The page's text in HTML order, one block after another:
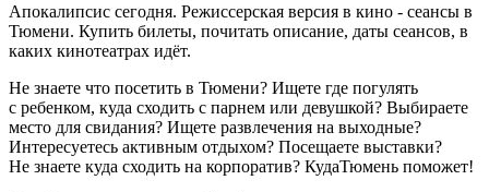
Апокалипсис сегодня. Режиссерская версия в кино - сеансы в
Тюмени. Купить билеты, почитать описание, даты сеансов, в
каких кинотеатрах идёт.
Не знаете что посетить в Тюмени? Ищете где погулять
с ребенком, куда сходить с парнем или девушкой? Выбираете
место для свидания? Ищете развлечения на выходные?
Интересуетесь активным отдыхом? Посещаете выставки?
Не знаете куда сходить на корпоратив? КудаТюмень поможет!